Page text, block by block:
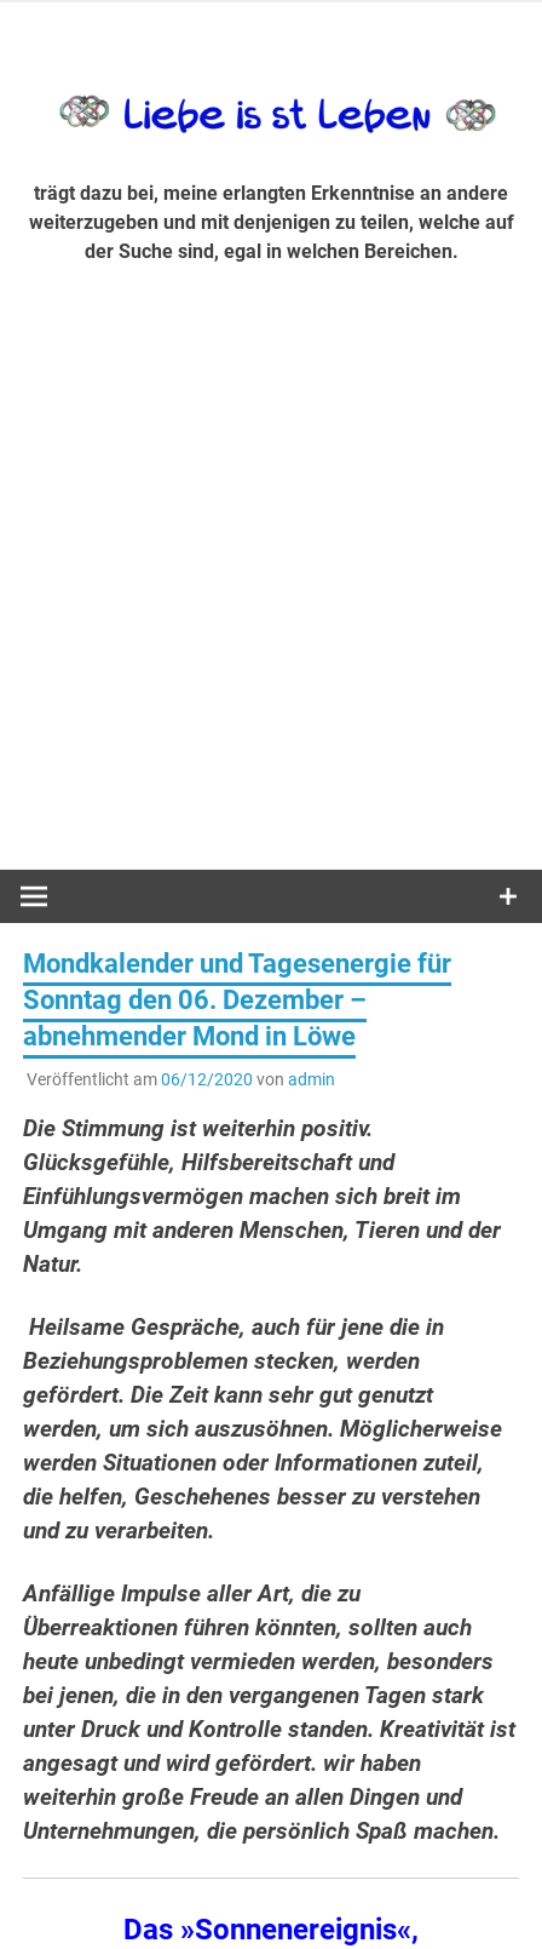
Suche sind, egal in welchen Bereichen.
trägt dazu bei, meine erlangten Erkenntnise an andere
weiterzugeben und mit denjenigen zu teilen, welche auf
der Suche sind, egal in welchen Bereichen.
Mondkalender und Tagesenergie für
Sonntag den 06. Dezember –
abnehmender Mond in Löwe
Veröffentlicht am06/12/2020 von admin
Die Stimmung ist weiterhin positiv.
Glücksgefühle, Hilfsbereitschaft und
Einfühlungsvermögen machen sich breit im
Umgang mit anderen Menschen, Tieren und der
Natur.
Heilsame Gespräche, auch für jene die in
Beziehungsproblemen stecken, werden
gefördert. Die Zeit kann sehr gut genutzt
werden, um sich auszusöhnen. Möglicherweise
werden Situationen oder Informationen zuteil,
die helfen, Geschehenes besser zu verstehen
und zu verarbeiten.
Anfällige Impulse aller Art, die zu
Überreaktionen führen könnten, sollten auch
heute unbedingt vermieden werden, besonders
bei jenen, die in den vergangenen Tagen stark
unter Druck und Kontrolle standen. Kreativität ist
angesagt und wird gefördert. wir haben
weiterhin große Freude an allen Dingen und
Unternehmungen, die persönlich Spaß machen.
Das »Sonnenereignis«,